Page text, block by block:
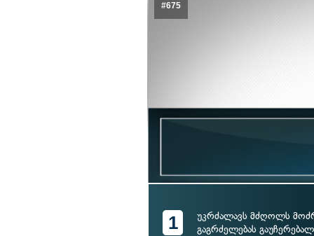
#675
1
უკრძალავს მძღოლს
გაგრძელებას